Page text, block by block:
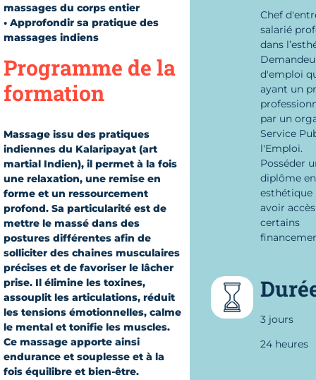
massages du corps entier
• Approfondir sa pratique des
massages indiens
Programme de la
formation
Massage issu des pratiques
indiennes du Kalaripayat (art
martial Indien), il permet à la fois
une relaxation, une remise en
forme et un ressourcement
profond. Sa particularité est de
mettre le massé dans des
postures différentes afin de
solliciter des chaines musculaires
précises et de favoriser le lâcher
prise. Il élimine les toxines,
assouplit les articulations, réduit
les tensions émotionnelles, calme
le mental et tonifie les muscles.
Ce massage apporte ainsi
endurance et souplesse et à la
fois équilibre et bien-être.
Chef
salarié
dans
d'emploi
ayant un
par un
Service
l'Emploi.
Posséder
diplôme en
esthétique
avoir
certains
3 jours
24 heures